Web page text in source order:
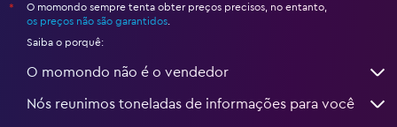
*
O momondo sempre tenta obter preços precisos, no entanto,
os preços não são garantidos
Saiba o porquê:
O momondo não é o vendedor
Nós reunimos toneladas de informações para você